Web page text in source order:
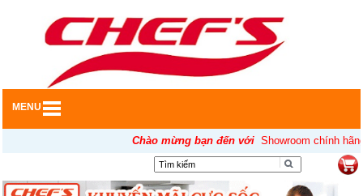
MENU
Chào mừng bạn đến vớiShowroom chính hãng